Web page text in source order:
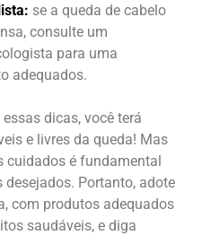
se a queda de cabelo
consulte um
para uma
adequados.
dicas, você terá
e livres da queda! Mas
cuidados é fundamental
Portanto, adote
com produtos adequados
saudáveis, e diga